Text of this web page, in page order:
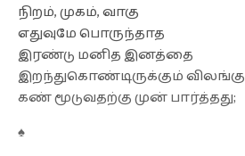
நிறம், முகம், வாகு
எதுவுமே பொருந்தாத
இரண்டு மனித இனத்தை
இறந்துகொண்டிருக்கும் விலங்கு
கண் மூடுவதற்கு முன் பார்த்தது;
♠